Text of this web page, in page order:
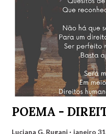
Mirtzi Lima Ribeiro e
Hairon Herbert, Julimar
Tarciso Martins. Agradeço
convite e pela
tão engrandecedor,
muito sobre variados
assistir: Luciana G. Rugani
POEMA -
Luciana G. Rugani janeiro